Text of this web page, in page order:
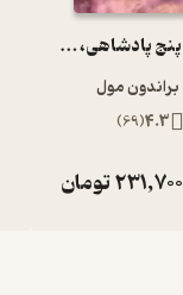
مجموعه پنج پادشاهی، مهاجمان آسمان جلد 1
براندون مول
4.3
(
69
)
231,700تومان